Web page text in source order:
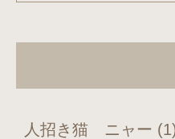
人招き猫 ニャー